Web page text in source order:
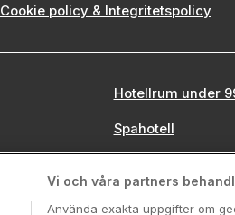
Cookie policy & Integritetspolicy
Hotellrum under
Spahotell
Vi och våra partners
Använda exakta uppgifter om